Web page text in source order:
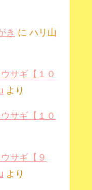
き に ハリ山
サギ【１０
より
サギ【１０
サギ【９
より